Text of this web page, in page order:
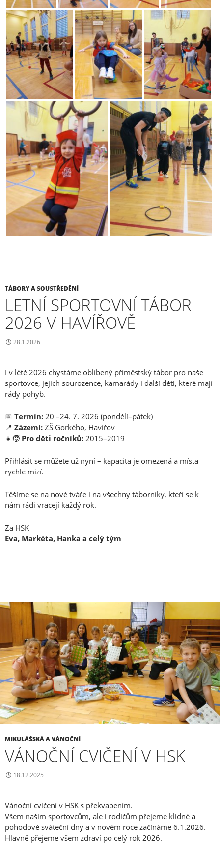
TÁBORY A SOUSTŘEDĚNÍ
LETNÍ SPORTOVNÍ TÁBOR
2026 V HAVÍŘOVĚ
28.1.2026
I v létě 2026 chystáme oblíbený příměstský tábor pro naše
sportovce, jejich sourozence, kamarády i další děti, které mají
rády pohyb.
📅 Termín: 20.–24. 7. 2026 (pondělí–pátek)
📍 Zázemí: ZŠ Gorkého, Havířov
👧🧒 Pro děti ročníků: 2015–2019
Přihlásit se můžete už nyní – kapacita je omezená a místa
rychle mizí.
Těšíme se na nové tváře i na všechny táborníky, kteří se k
nám rádi vracejí každý rok.
Za HSK
Eva, Markéta, Hanka a celý tým
MIKULÁŠSKÁ A VÁNOČNÍ
VÁNOČNÍ CVIČENÍ V HSK
18.12.2025
Vánoční cvičení v HSK s překvapením.
Všem našim sportovcům, ale i rodičům přejeme klidné a
pohodové sváteční dny a v novém roce začínáme 6.1.2026.
Hlavně přejeme všem zdraví po celý rok 2026.